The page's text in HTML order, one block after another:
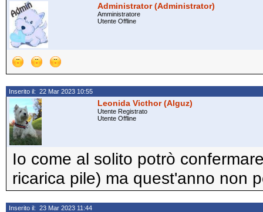
Administrator (Administrator)
Amministratore
Utente Offline
Inserito il: 22 Mar 2023 10:55
Leonida Victhor (Alguz)
Utente Registrato
Utente Offline
Io come al solito potrò
ricarica pile) ma quest'anno non
Inserito il: 23 Mar 2023 11:44